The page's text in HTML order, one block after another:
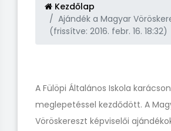
Kezdőlap
Ajándék a Magyar
(frissítve: 2016. febr. 16. 18:32)
A Fülöpi Általános Iskola
meglepetéssel kezdődött. A
Vöröskereszt képviselői